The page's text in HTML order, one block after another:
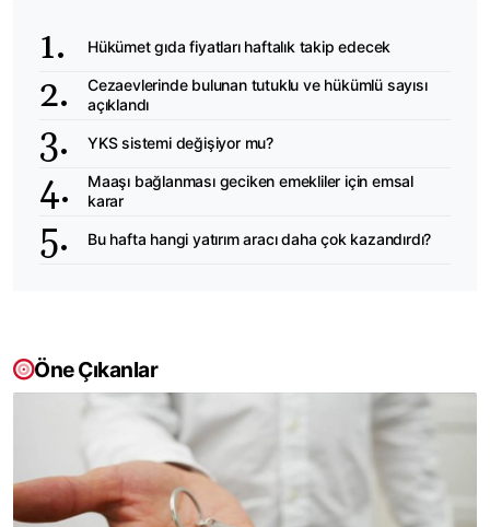
Hükümet gıda fiyatları haftalık takip edecek
Cezaevlerinde bulunan tutuklu ve hükümlü sayısı
açıklandı
YKS sistemi değişiyor mu?
Maaşı bağlanması geciken emekliler için emsal
karar
Bu hafta hangi yatırım aracı daha çok kazandırdı?
Öne Çıkanlar